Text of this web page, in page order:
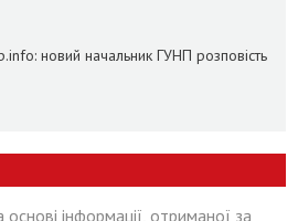
новий начальник ГУНП розповість
інформації, отриманої за